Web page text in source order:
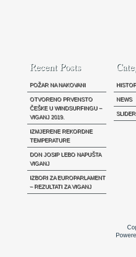
Recent Posts
POŽAR NA NAKOVANI
OTVORENO PRVENSTO
ČEŠKE U WINDSURFINGU –
VIGANJ 2019.
IZMJERENE REKORDNE
TEMPERATURE
DON JOSIP LEBO NAPUŠTA
VIGANJ
IZBORI ZA EUROPARLAMENT
– REZULTATI ZA VIGANJ
NEWS
SLIDER